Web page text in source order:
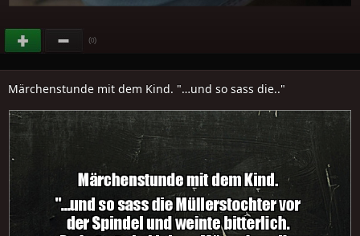
(0)
Märchenstunde mit dem Kind. "…und so sass die.."